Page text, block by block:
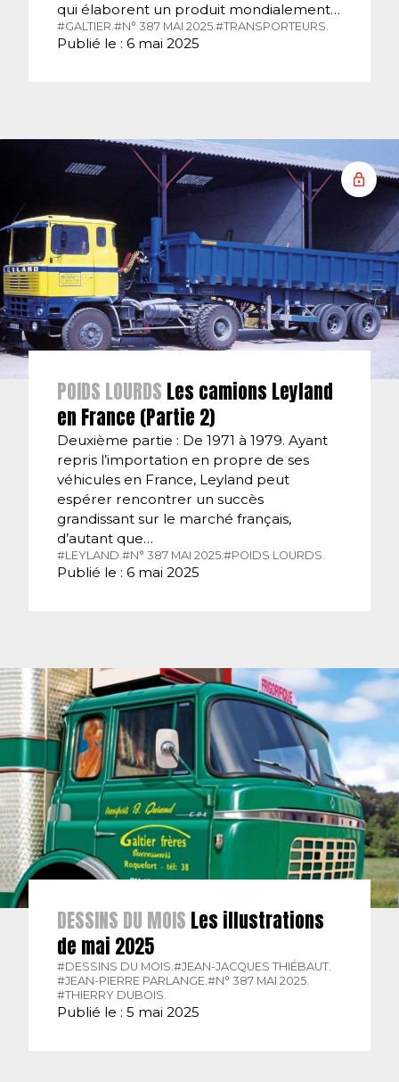
qui élaborent un produit mondialement…
#GALTIER.#N° 387 MAI 2025.#TRANSPORTEURS.
Publié le : 6 mai 2025
POIDS LOURDS Les camions Leyland
en France (Partie 2)
Deuxième partie : De 1971 à 1979. Ayant
repris l’importation en propre de ses
véhicules en France, Leyland peut
espérer rencontrer un succès
grandissant sur le marché français,
d’autant que…
#LEYLAND. #N° 387 MAI 2025. #POIDS LOURDS.
Publié le : 6 mai 2025
DESSINS DU MOIS Les illustrations
de mai 2025
#DESSINS DU MOIS. #JEAN-JACQUES THIÉBAUT.
#JEAN-PIERRE PARLANGE. #N° 387 MAI 2025.
#THIERRY DUBOIS.
Publié le : 5 mai 2025